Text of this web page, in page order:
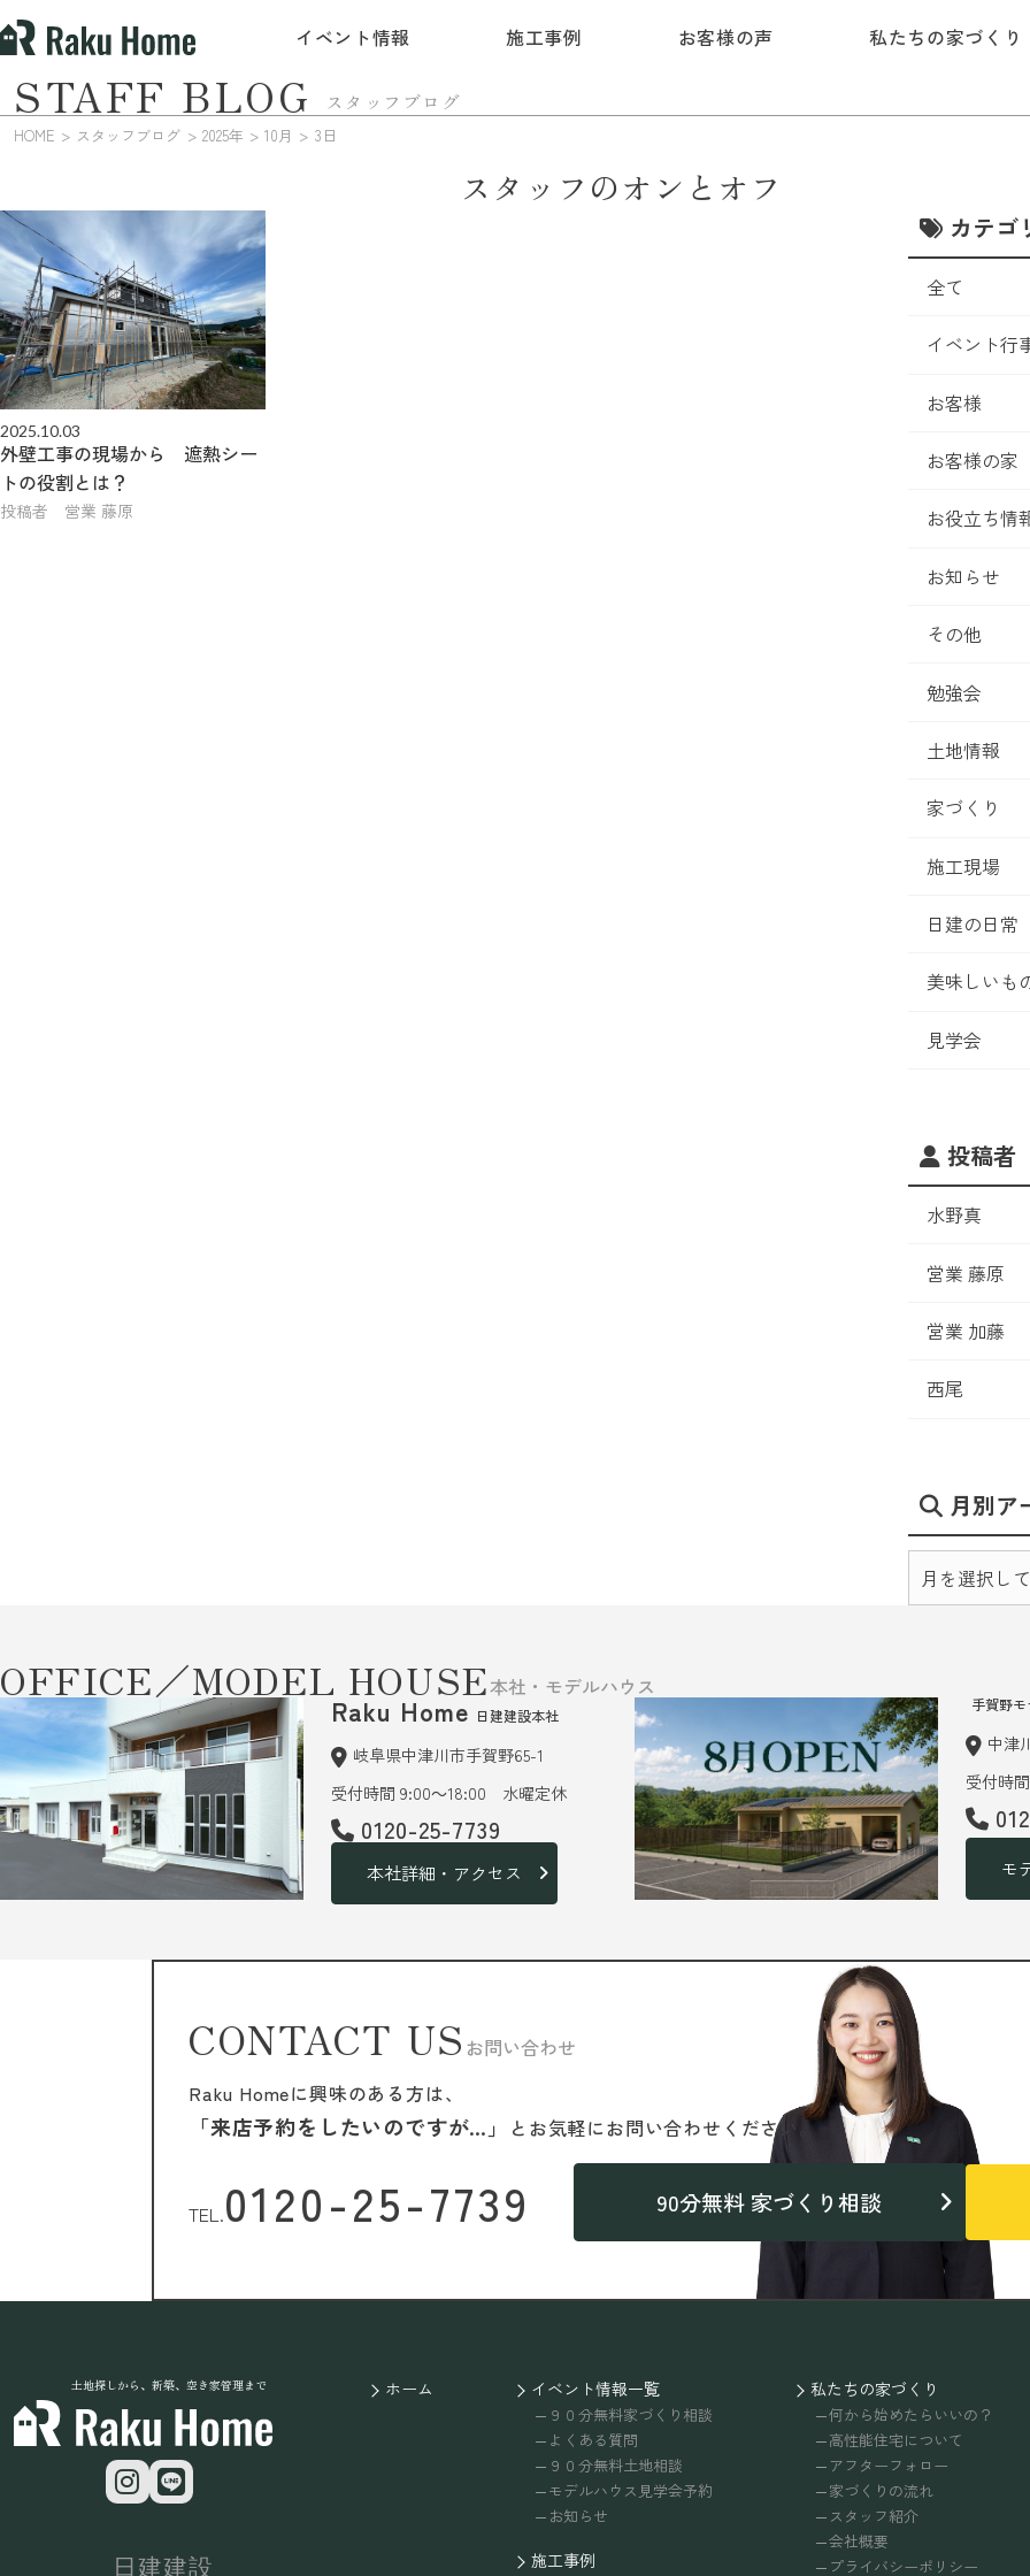
イベント情報 施工事例 お客様の声 私たちの家づくり
スタッフブログ
STAFF BLOG
HOME スタッフブログ 2025年 10月 3日
スタッフのオンとオフ
2025.10.03
外壁工事の現場から 遮熱シー
トの役割とは？
投稿者 営業 藤原
カテゴ
全て
イベント行
お客様
お客様の家
お役立ち情
お知らせ
その他
勉強会
土地情報
家づくり
施工現場
日建の日常
美味しいも
見学会
投稿者
水野真
営業 藤原
営業 加藤
西尾
月別ア
OFFICE／MODEL HOUSE本社・モデルハウス
Raku Home 日建建設本社
岐阜県中津川市手賀野65-1
受付時間 9:00～18:00 水曜定休
0120-25-7739
本社詳細・アクセス
手賀野
中津
受付時
モ
CONTACT US お問い合わせ
Raku Homeに興味のある方は、
「来店予約をしたいのですが…」 と お気軽にお問い合わせください。
TEL.0120-25-7739 90分無料 家づくり相談
土地探しから、新築、空き家管理まで ホーム イベント情報一覧
９０分無料家づくり相談
よくある質問
９０分無料土地相談
モデルハウス見学会予約
お知らせ
施工事例
私たちの家づくり
何から始めたらいいの？
高性能住宅について
アフターフォロー
家づくりの流れ
スタッフ紹介
会社概要
プライバシーポリシー
日建建設